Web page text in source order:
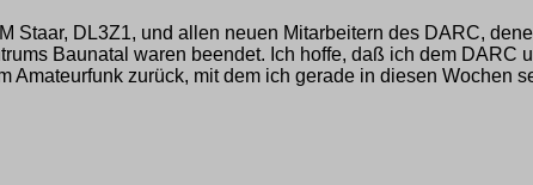
Staar, DL3Z1, und allen neuen Mitarbeitern des DARC,
Baunatal waren beendet. Ich hoffe, daß ich dem DARC
zurück, mit dem ich gerade in diesen Wochen